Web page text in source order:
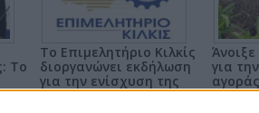
Το
Το Επιμελητήριο Κιλκίς
διοργανώνει εκδήλωση
για την ενίσχυση της
τοπικής
για